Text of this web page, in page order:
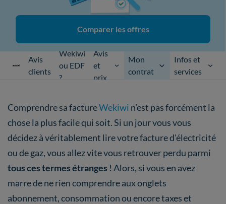
Comparer les offres
Avis
clients
Wekiwi
ou EDF
?
Avis
et
prix
Mon
contrat
Infos et
services
Comprendre sa factureWekiwi n’est pas forcément la
chose la plus facile qui soit. Si un jour vous vous
décidez à véritablement lire votre facture d'électricité
ou de gaz, vous allez vite vous retrouver perdu parmi
tous ces termes étranges ! Alors, si vous en avez
marre de ne rien comprendre aux onglets
abonnement, consommation ou encore taxes et